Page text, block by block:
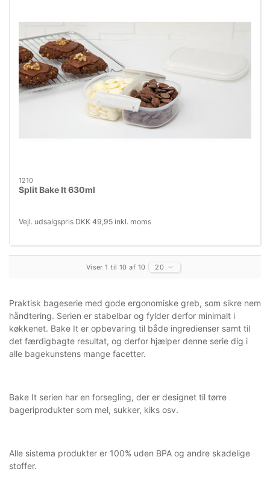
1210
Split Bake It 630ml
Vejl. udsalgspris DKK 49,95 inkl. moms
Viser 1 til 10 af 10 20
Praktisk bageserie med gode ergonomiske greb, som sikre nem
håndtering. Serien er stabelbar og fylder derfor minimalt i
køkkenet. Bake It er opbevaring til både ingredienser samt til
det færdigbagte resultat, og derfor hjælper denne serie dig i
alle bagekunstens mange facetter.
Bake It serien har en forsegling, der er designet til tørre
bageriprodukter som mel, sukker, kiks osv.
Alle sistema produkter er 100% uden BPA og andre skadelige
stoffer.